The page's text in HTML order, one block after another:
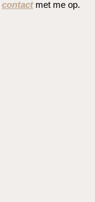
contactmet me op.